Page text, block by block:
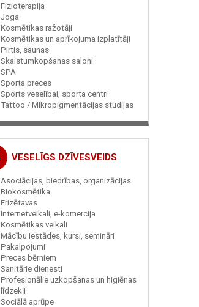
Fizioterapija
Joga
Kosmētikas ražotāji
Kosmētikas un aprīkojuma izplatītāji
Pirtis, saunas
Skaistumkopšanas saloni
SPA
Sporta preces
Sports veselībai, sporta centri
Tattoo / Mikropigmentācijas studijas
VESELĪGS DZĪVESVEIDS
Asociācijas, biedrības, organizācijas
Biokosmētika
Frizētavas
Internetveikali, e-komercija
Kosmētikas veikali
Mācību iestādes, kursi, semināri
Pakalpojumi
Preces bērniem
Sanitārie dienesti
Profesionālie uzkopšanas un higiēnas
līdzekļi
Sociālā aprūpe